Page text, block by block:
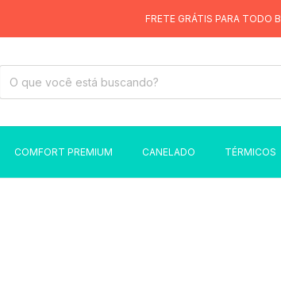
FRETE GRÁTIS PARA TODO
COMFORT PREMIUM CANELADO TÉRMICOS